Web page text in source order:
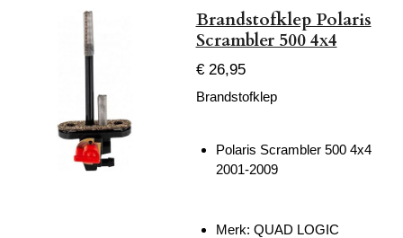
Brandstofklep Polaris
Scrambler 500 4x4
€ 26,95
Brandstofklep
Polaris Scrambler 500 4x4
2001-2009
Merk: QUAD LOGIC